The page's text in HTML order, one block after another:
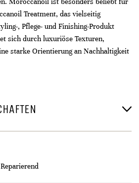
Treatment, das vielseitig
, Pflege- und Finishing-Produkt
sich durch luxuriöse Texturen,
starke Orientierung an Nachhaltigkeit